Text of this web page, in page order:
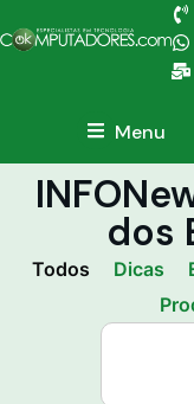
Menu
dos
Dicas
Todos